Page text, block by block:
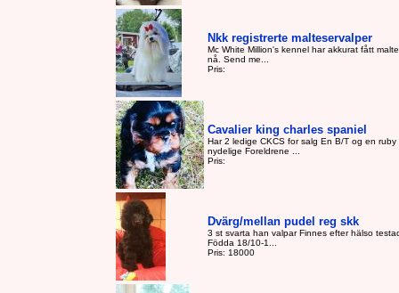
Nkk registrerte malteservalper
Mc White Million's kennel har akkurat fått
nå. Send me...
Pris:
Cavalier king charles spaniel
Har 2 ledige CKCS for salg En B/T og en ruby
nydelige Foreldrene ...
Pris:
Dvärg/mellan pudel reg skk
3 st svarta han valpar Finnes efter hälso
Födda 18/10-1...
Pris: 18000